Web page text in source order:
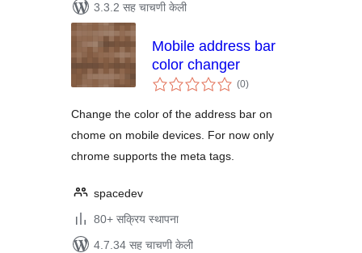
3.3.2 सह चाचणी केली
Mobile address bar
color changer
(0एकूण
मूल्यांकन
)
Change the color of the address bar on
chome on mobile devices. For now only
chrome supports the meta tags.
spacedev
80+ सक्रिय स्थापना
4.7.34 सह चाचणी केली